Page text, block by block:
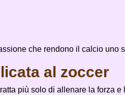
che rendono il calcio uno
al zoccer
più solo di allenare la forza e